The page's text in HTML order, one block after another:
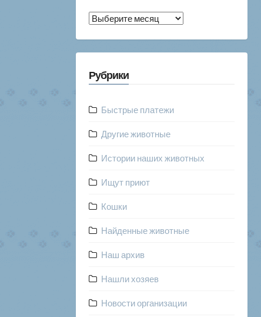
Архив
Рубрики
Быстрые платежи
Другие животные
Истории наших животных
Ищут приют
Кошки
Найденные животные
Наш архив
Нашли хозяев
Новости организации